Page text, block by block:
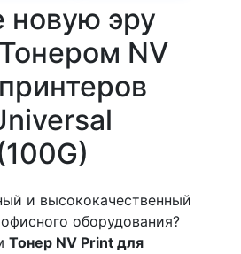
новую эру
NV
и высококачественный
оборудования?
Тонер NV Print для